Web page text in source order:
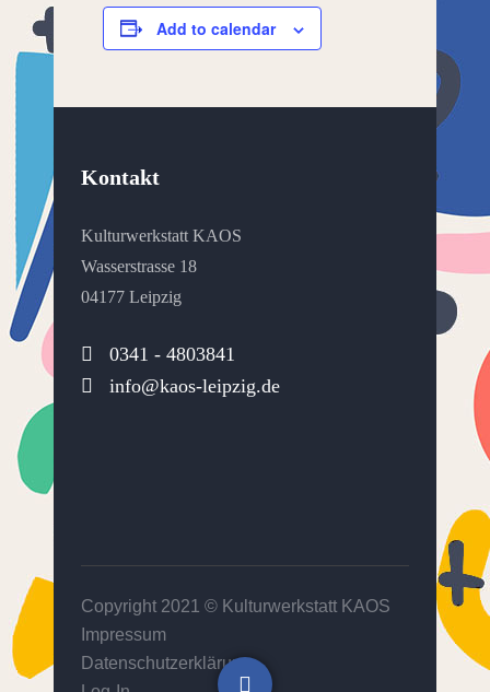
Add to calendar
Kontakt
Kulturwerkstatt KAOS
Wasserstrasse 18
04177 Leipzig
0341 - 4803841
info@kaos-leipzig.de
Copyright 2021 © Kulturwerkstatt KAOS
Impressum
Datenschutzerklärung